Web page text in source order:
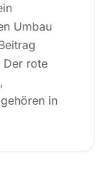
Umbau
Der rote
in